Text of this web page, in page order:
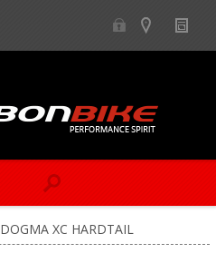
DOGMA XC HARDTAIL